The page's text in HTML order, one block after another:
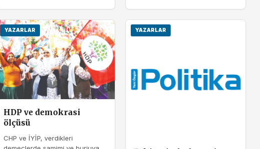
YAZARLAR
HDP ve demokrasi
ölçüsü
CHP ve İYİP, verdikleri
YAZARLAR